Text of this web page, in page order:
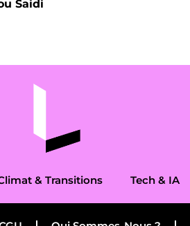
Saidi
& Transitions Tech & IA